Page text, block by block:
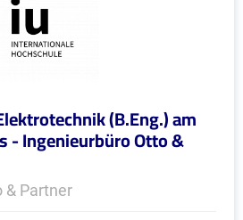
(B.Eng.) am
- Ingenieurbüro Otto &
& Partner